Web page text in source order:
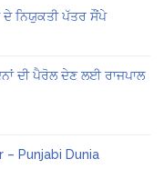
ਦੇ ਨਿਯੁਕਤੀ ਪੱਤਰ ਸੌਂਪੇ
ਦੀ ਪੈਰੋਲ ਦੇਣ ਲਈ ਰਾਜਪਾਲ
– Punjabi Dunia